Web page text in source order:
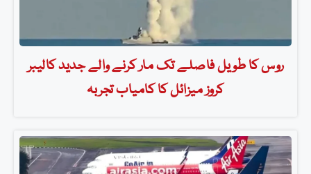
روس کا طویل فاصلے تک مار کرنے والے جدید کالیبر
کروز میزائل کا کامیاب تجربہ